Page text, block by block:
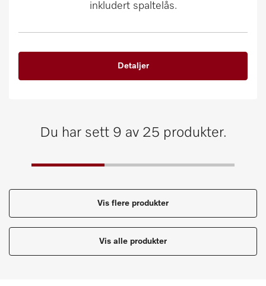
inkludert spaltelås.
Detaljer
Du har sett 9 av 25 produkter.
Vis flere produkter
Vis alle produkter